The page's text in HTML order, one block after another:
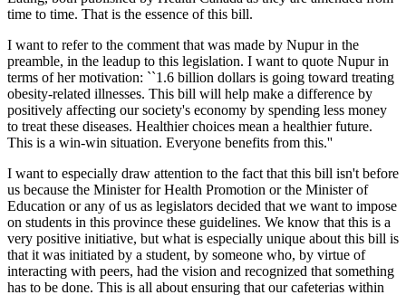
time to time. That is the essence of this bill.
I want to refer to the comment that was made by Nupur in the
preamble, in the leadup to this legislation. I want to quote Nupur in
terms of her motivation: ``1.6 billion dollars is going toward treating
obesity-related illnesses. This bill will help make a difference by
positively affecting our society's economy by spending less money
to treat these diseases. Healthier choices mean a healthier future.
This is a win-win situation. Everyone benefits from this.''
I want to especially draw attention to the fact that this bill isn't before
us because the Minister for Health Promotion or the Minister of
Education or any of us as legislators decided that we want to impose
on students in this province these guidelines. We know that this is a
very positive initiative, but what is especially unique about this bill is
that it was initiated by a student, by someone who, by virtue of
interacting with peers, had the vision and recognized that something
has to be done. This is all about ensuring that our cafeterias within